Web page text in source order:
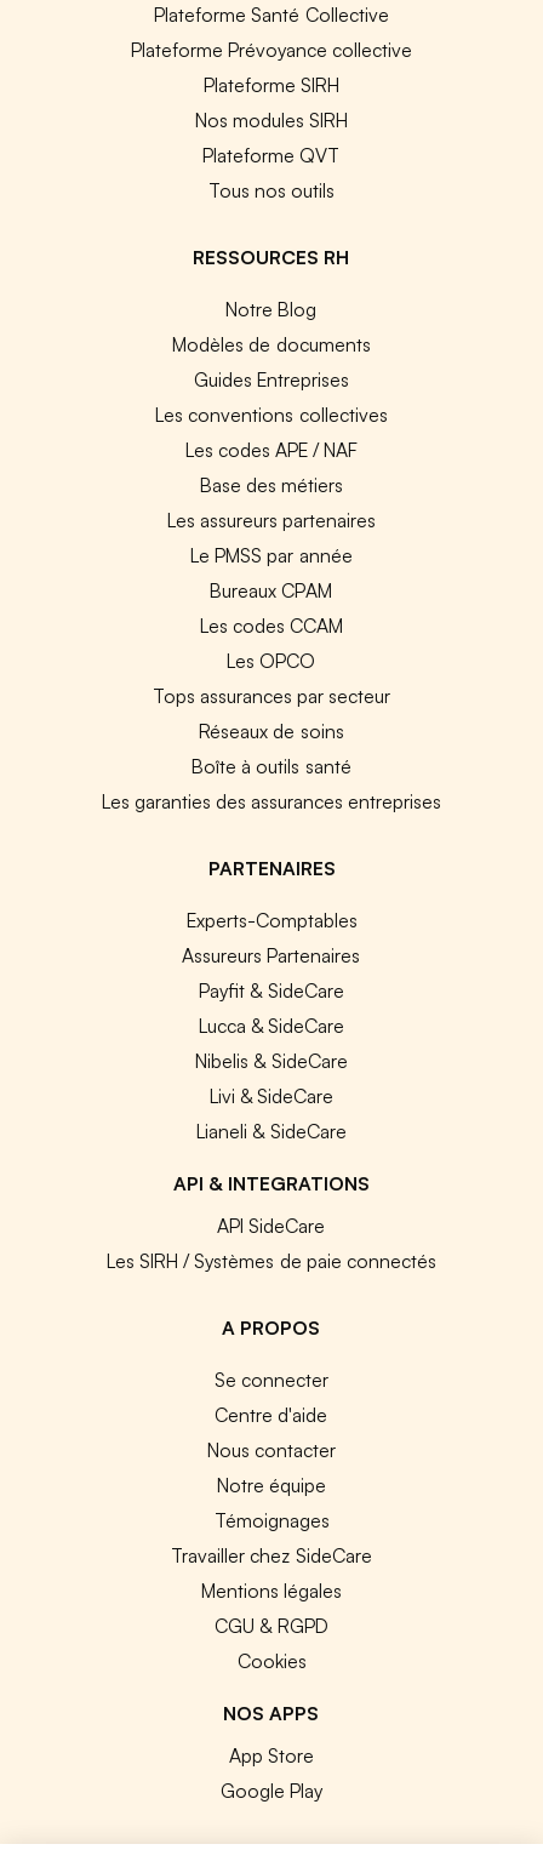
Plateforme Santé Collective
Plateforme Prévoyance collective
Plateforme SIRH
Nos modules SIRH
Plateforme QVT
Tous nos outils
RESSOURCES RH
Notre Blog
Modèles de documents
Guides Entreprises
Les conventions collectives
Les codes APE / NAF
Base des métiers
Les assureurs partenaires
Le PMSS par année
Bureaux CPAM
Les codes CCAM
Les OPCO
Tops assurances par secteur
Réseaux de soins
Boîte à outils santé
Les garanties des assurances entreprises
PARTENAIRES
Experts-Comptables
Assureurs Partenaires
Payfit & SideCare
Lucca & SideCare
Nibelis & SideCare
Livi & SideCare
Lianeli & SideCare
API & INTEGRATIONS
API SideCare
Les SIRH / Systèmes de paie connectés
A PROPOS
Se connecter
Centre d'aide
Nous contacter
Notre équipe
Témoignages
Travailler chez SideCare
Mentions légales
CGU & RGPD
Cookies
NOS APPS
App Store
Google Play